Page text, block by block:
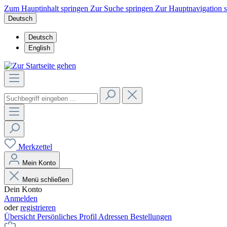
Zum Hauptinhalt springen Zur Suche springen Zur Hauptnavigation
Deutsch
Deutsch
English
Merkzettel
Mein Konto
Menü schließen
Dein Konto
Anmelden
oderregistrieren
Übersicht Persönliches Profil Adressen Bestellungen